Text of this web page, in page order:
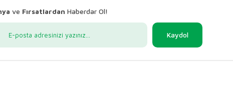
ve Fırsatlardan Haberdar Ol!
Kaydol